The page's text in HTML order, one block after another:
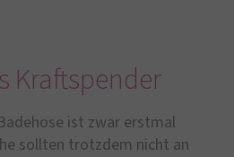
Kraftspender
ist zwar erstmal
sollten trotzdem nicht an